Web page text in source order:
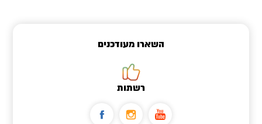
השארו מעודכנים
רשתות